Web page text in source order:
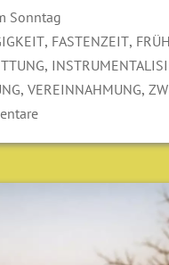
Sonntag
, FASTENZEIT,
,
,VEREINNAHMUNG,